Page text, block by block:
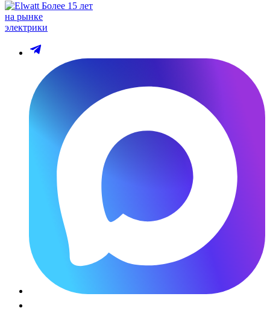
Более 15 лет
на рынке
электрики